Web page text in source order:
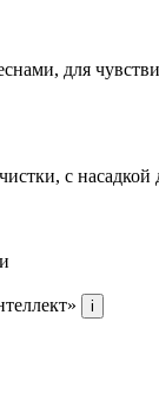
для
с
i